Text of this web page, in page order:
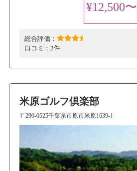
¥12,500〜
総合評価：
口コミ： 2件
米原ゴルフ倶楽部
〒290-0525千葉県市原市米原1639-1